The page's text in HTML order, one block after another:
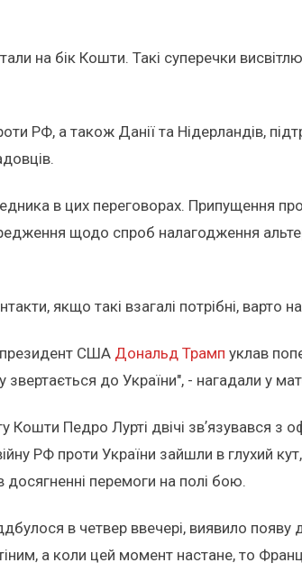
на бік Кошти. Такі суперечки
РФ, а також Данії та Нідерландів,
в цих переговорах. Припущення про
щодо спроб налагодження
якщо такі взагалі потрібні, варто
президент США Дональд Трамп уклав
до України", - нагадали у
Кошти Педро Лурті двічі звʼязувався
РФ проти України зайшли в глухий кут,
досягненні перемоги на полі бою.
в четвер ввечері, виявило
а коли цей момент настане, то